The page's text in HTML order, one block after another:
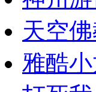
天空
雅酷